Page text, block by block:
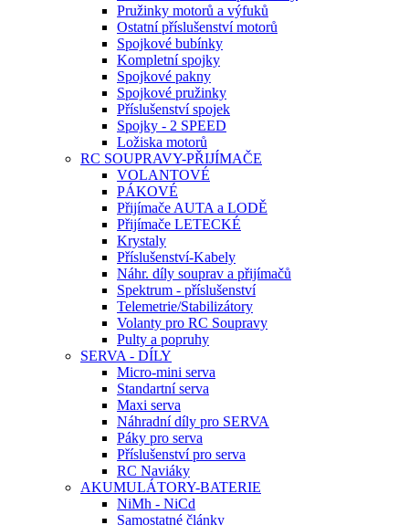
Pružinky motorů a výfuků
Ostatní příslušenství motorů
Spojkové bubínky
Kompletní spojky
Spojkové pakny
Spojkové pružinky
Příslušenství spojek
Spojky - 2 SPEED
Ložiska motorů
RC SOUPRAVY-PŘIJÍMAČE
VOLANTOVÉ
PÁKOVÉ
Přijímače AUTA a LODĚ
Přijímače LETECKÉ
Krystaly
Příslušenství-Kabely
Náhr. díly souprav a přijímačů
Spektrum - příslušenství
Telemetrie/Stabilizátory
Volanty pro RC Soupravy
Pulty a popruhy
SERVA - DÍLY
Micro-mini serva
Standartní serva
Maxi serva
Náhradní díly pro SERVA
Páky pro serva
Příslušenství pro serva
RC Naviáky
AKUMULÁTORY-BATERIE
NiMh - NiCd
Samostatné články